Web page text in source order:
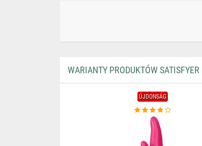
WARIANTY PRODUKTÓW
ÚJDONSÁG